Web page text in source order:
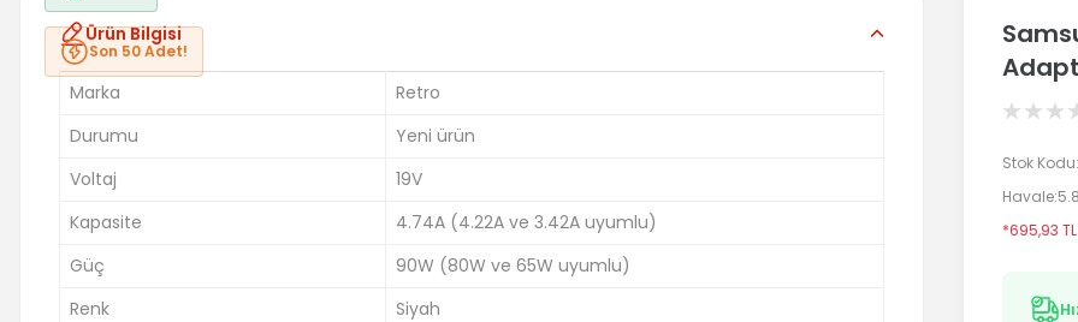
Son 50 Adet!
Ürün Bilgisi
Marka
Retro
Durumu
Yeni ürün
Voltaj
19V
Kapasite
4.74A (4.22A ve 3.42A uyumlu)
Güç
90W (80W ve 65W uyumlu)
Renk
Siyah
Stok Kodu
Havale
*695,93